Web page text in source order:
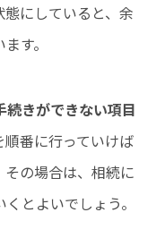
にしていると、余
す。
続きができない項目
番に行っていけば
の場合は、相続に
とよいでしょう。